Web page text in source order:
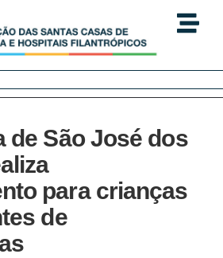
de São José dos
para crianças
de